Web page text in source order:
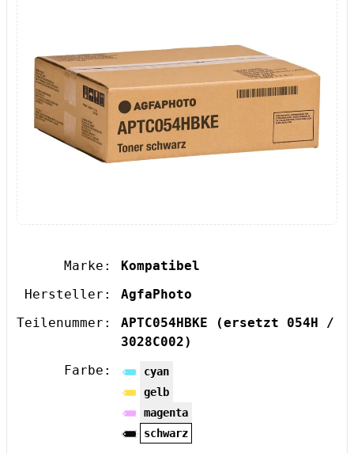
Marke:
Kompatibel
Hersteller:
AgfaPhoto
Teilenummer:
APTC054HBKE
(ersetzt 054H /
3028C002)
Farbe:
cyan
gelb
magenta
schwarz